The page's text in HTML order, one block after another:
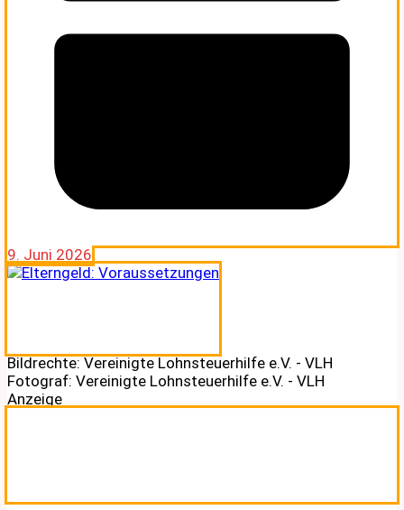
9. Juni 2026
Bildrechte: Vereinigte Lohnsteuerhilfe e.V. - VLH
Fotograf: Vereinigte Lohnsteuerhilfe e.V. - VLH
Anzeige